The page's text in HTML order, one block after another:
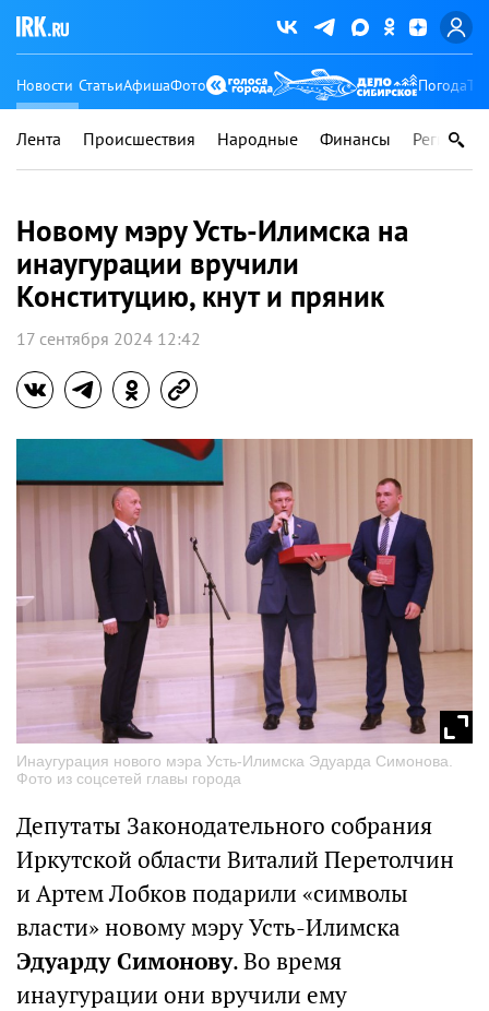
Новости СтатьиАфишаФото Погода
Лента Происшествия Народные Финансы Регионы
Новому мэру Усть-Илимска на
инаугурации вручили
Конституцию, кнут и пряник
17 сентября 2024 12:42
Инаугурация нового мэра Усть-Илимска Эдуарда Симонова.
Фото из соцсетей главы города
Депутаты Законодательного собрания
Иркутской области Виталий Перетолчин
и Артем Лобков подарили «символы
власти» новому мэру Усть-Илимска
Эдуарду Симонову. Во время
инаугурации они вручили ему